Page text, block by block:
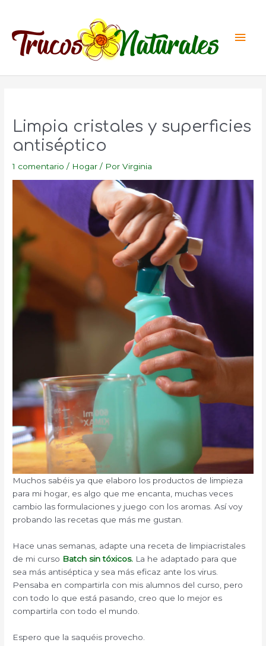
contenido
Limpia cristales y superficies
antiséptico
1 comentario / Hogar / PorVirginia
Muchos sabéis ya que elaboro los productos de limpieza
para mi hogar, es algo que me encanta, muchas veces
cambio las formulaciones y juego con los aromas. Así voy
probando las recetas que más me gustan.
Hace unas semanas, adapte una receta de limpiacristales
de mi curso Batch sin tóxicos. La he adaptado para que
sea más antiséptica y sea más eficaz ante los virus.
Pensaba en compartirla con mis alumnos del curso, pero
con todo lo que está pasando, creo que lo mejor es
compartirla con todo el mundo.
Espero que la saquéis provecho.